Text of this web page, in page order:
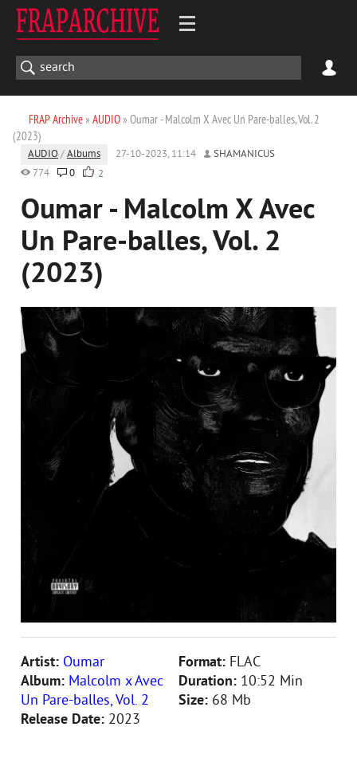
FRAP Archive» AUDIO» Oumar - Malcolm X Avec Un Pare-balles, Vol. 2
(2023)
AUDIO /Albums 27-10-2023, 11:14
SHAMANICUS
774
0 2
Oumar - Malcolm X Avec
Un Pare-balles, Vol. 2
(2023)
Artist: Oumar
Album: Malcolm x Avec
Un Pare-balles, Vol. 2
Release Date: 2023
Format: FLAC
Duration: 10:52 Min
Size: 68 Mb